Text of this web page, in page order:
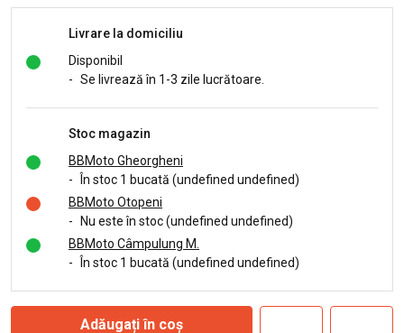
Livrare la domiciliu
Disponibil
- Se livrează în 1-3 zile lucrătoare.
Stoc magazin
BBMoto Gheorgheni
-
În stoc 1 bucată (undefined undefined)
BBMoto Otopeni
-
Nu este în stoc (undefined undefined)
BBMoto Câmpulung M.
-
În stoc 1 bucată (undefined undefined)
Adăugați în coș